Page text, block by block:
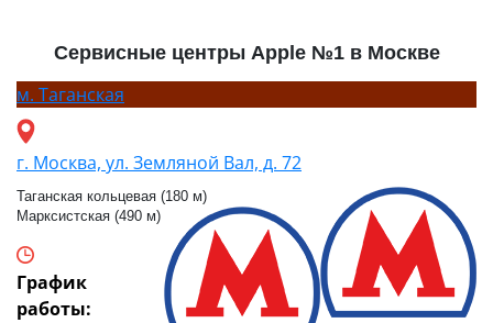
Сервисные центры Apple №1 в Москве
м. Таганская
г. Москва, ул. Земляной Вал, д. 72
Таганская кольцевая (180 м)
Марксистская (490 м)
График
работы: